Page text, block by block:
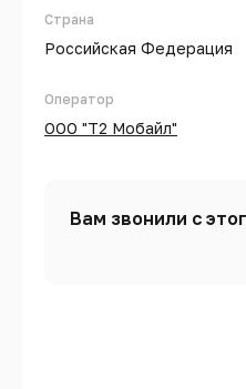
Страна
Российская Федерация
Оператор
ООО "Т2 Мобайл"
Вам звонили с